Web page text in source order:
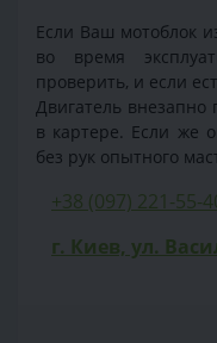
Если Ваш мотоблок
во время
проверить, и если
Двигатель внезапно
в картере. Если же
без рук опытного
+38 (097) 221-55-
г. Киев, ул.